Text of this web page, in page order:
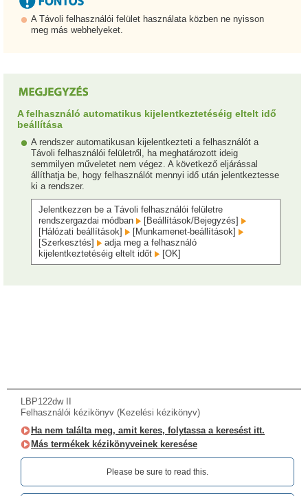
A Távoli felhasználói felület használata közben ne nyisson
meg más webhelyeket.
A felhasználó automatikus kijelentkeztetéséig eltelt idő
beállítása
A rendszer automatikusan kijelentkezteti a felhasználót a
Távoli felhasználói felületről, ha meghatározott ideig
semmilyen műveletet nem végez. A következő eljárással
állíthatja be, hogy felhasználót mennyi idő után jelentkeztesse
ki a rendszer.
Jelentkezzen be a Távoli felhasználói felületre
rendszergazdai módban
[Beállítások/Bejegyzés]
[Hálózati beállítások]
[Munkamenet-beállítások]
[Szerkesztés]
adja meg a felhasználó
kijelentkeztetéséig eltelt időt
[OK]
LBP122dw II
Felhasználói kézikönyv (Kezelési kézikönyv)
Ha nem találta meg, amit keres, folytassa a keresést itt.
Más termékek kézikönyveinek keresése
Please be sure to read this.‎